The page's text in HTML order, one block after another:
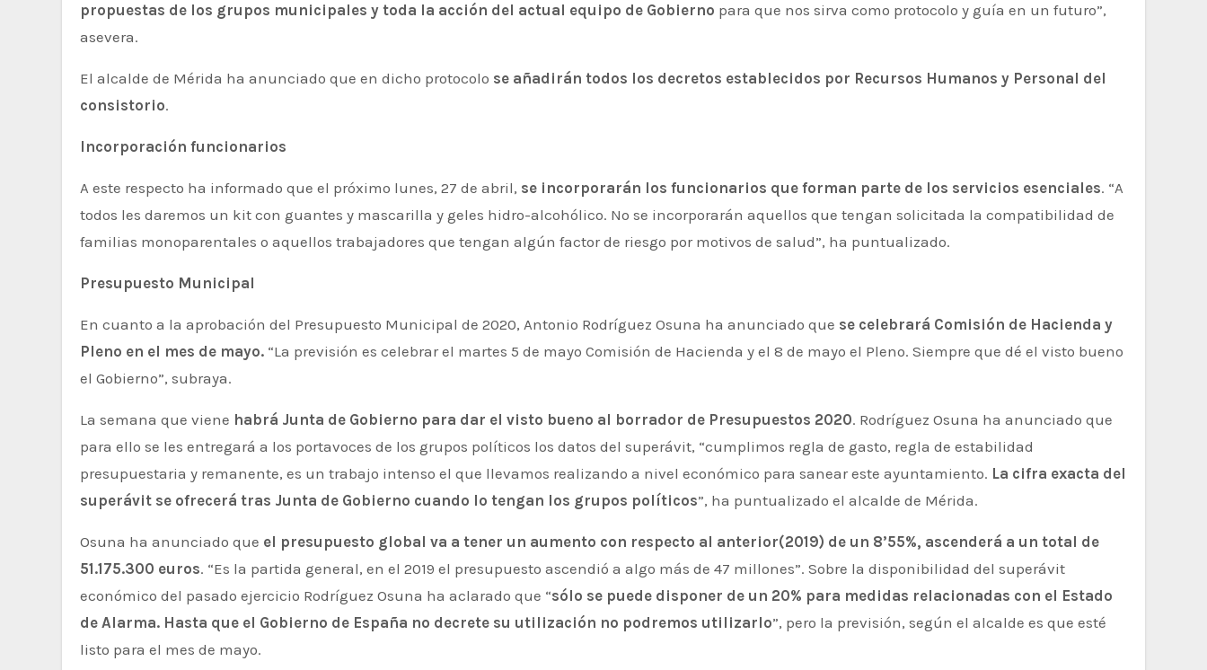
propuestas de los grupos municipales y toda la acción del actual equipo de Gobierno para que nos sirva como protocolo y guía en un futuro”,
asevera.
El alcalde de Mérida ha anunciado que en dicho protocolo se añadirán todos los decretos establecidos por Recursos Humanos y Personal del
consistorio.
Incorporación funcionarios
A este respecto ha informado que el próximo lunes, 27 de abril, se incorporarán los funcionarios que forman parte de los servicios esenciales. “A
todos les daremos un kit con guantes y mascarilla y geles hidro-alcohólico. No se incorporarán aquellos que tengan solicitada la compatibilidad de
familias monoparentales o aquellos trabajadores que tengan algún factor de riesgo por motivos de salud”, ha puntualizado.
Presupuesto Municipal
En cuanto a la aprobación del Presupuesto Municipal de 2020, Antonio Rodríguez Osuna ha anunciado que se celebrará Comisión de Hacienda y
Pleno en el mes de mayo. “La previsión es celebrar el martes 5 de mayo Comisión de Hacienda y el 8 de mayo el Pleno. Siempre que dé el visto bueno
el Gobierno”, subraya.
La semana que viene habrá Junta de Gobierno para dar el visto bueno al borrador de Presupuestos 2020. Rodríguez Osuna ha anunciado que
para ello se les entregará a los portavoces de los grupos políticos los datos del superávit, “cumplimos regla de gasto, regla de estabilidad
presupuestaria y remanente, es un trabajo intenso el que llevamos realizando a nivel económico para sanear este ayuntamiento. La cifra exacta del
superávit se ofrecerá tras Junta de Gobierno cuando lo tengan los grupos políticos”, ha puntualizado el alcalde de Mérida.
Osuna ha anunciado que el presupuesto global va a tener un aumento con respecto al anterior(2019) de un 8’55%, ascenderá a un total de
51.175.300 euros. “Es la partida general, en el 2019 el presupuesto ascendió a algo más de 47 millones”. Sobre la disponibilidad del superávit
económico del pasado ejercicio Rodríguez Osuna ha aclarado que “sólo se puede disponer de un 20% para medidas relacionadas con el Estado
de Alarma. Hasta que el Gobierno de España no decrete su utilización no podremos utilizarlo”, pero la previsión, según el alcalde es que esté
listo para el mes de mayo.